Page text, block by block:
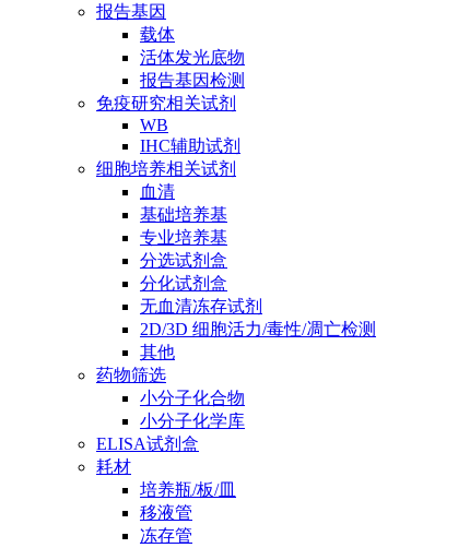
报告基因
载体
活体发光底物
报告基因检测
免疫研究相关试剂
WB
IHC辅助试剂
细胞培养相关试剂
血清
基础培养基
专业培养基
分选试剂盒
分化试剂盒
无血清冻存试剂
2D/3D 细胞活力/毒性/凋亡检测
其他
药物筛选
小分子化合物
小分子化学库
ELISA试剂盒
耗材
培养瓶/板/皿
移液管
冻存管